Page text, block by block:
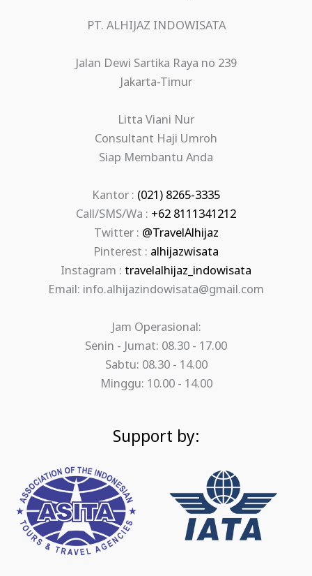
PT. ALHIJAZ INDOWISATA
Jalan Dewi Sartika Raya no 239
Jakarta-Timur
Litta Viani Nur
Consultant Haji Umroh
Siap Membantu Anda
Kantor : (021) 8265-3335
Call/SMS/Wa : +62 8111341212
Twitter : @TravelAlhijaz
Pinterest : alhijazwisata
Instagram : travelalhijaz_indowisata
Email: info.alhijazindowisata@gmail.com
Jam Operasional:
Senin - Jumat: 08.30 - 17.00
Sabtu: 08.30 - 14.00
Minggu: 10.00 - 14.00
Support by: